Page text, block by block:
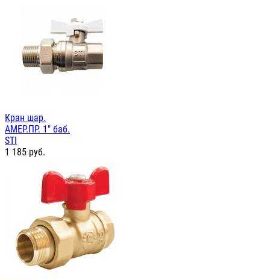
Кран шар.
АМЕР.ПР. 1" баб.
STI
1 185 руб.